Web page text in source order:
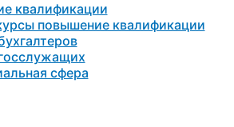
квалификации
повышение квалификации
сфера